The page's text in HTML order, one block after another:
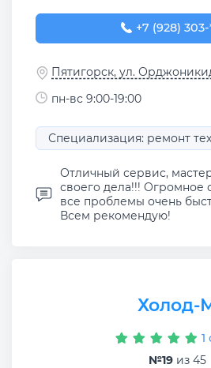
+7 (928) 303-
+7 (928)
Пятигорск, ул.
пн-вс 9:00-19:00
Специализация: ремонт
Отличный сервис,
своего дела!!! Огромное
все проблемы очень
Всем рекомендую!
Холод-
1
№19из 45